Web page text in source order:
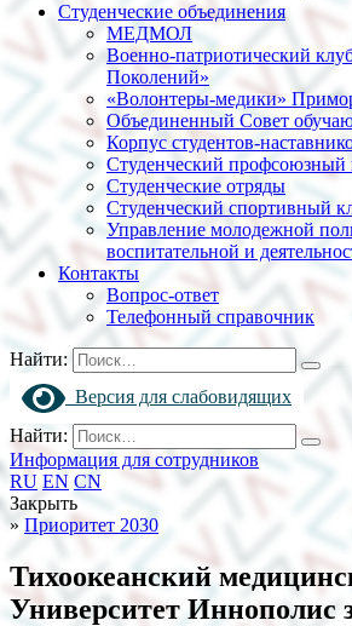
Студенческие объединения
МЕДМОЛ
Военно-патриотический
Поколений»
«Волонтеры-медики»
Объединенный Совет
Корпус студентов-
Студенческий профсоюзный
Студенческие отряды
Студенческий спортивный
Управление молодежной
воспитательной и
Контакты
Вопрос-ответ
Телефонный справочник
Найти:
Версия для слабовидящих
Найти:
Информация для сотрудников
RU EN CN
Закрыть
» Приоритет 2030
Тихоокеанский
Университет Иннополис